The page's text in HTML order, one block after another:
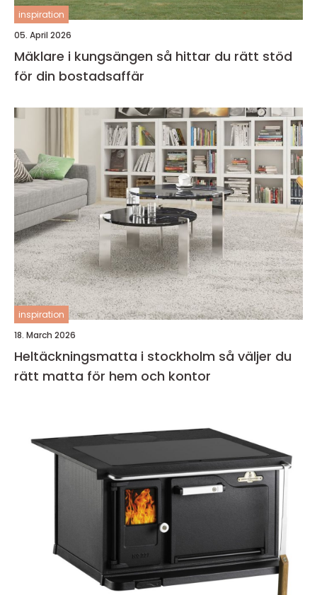
inspiration
05. April 2026
Mäklare i kungsängen så hittar du rätt stöd
för din bostadsaffär
inspiration
18. March 2026
Heltäckningsmatta i stockholm så väljer du
rätt matta för hem och kontor